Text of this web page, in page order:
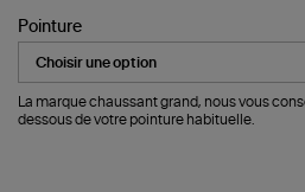
Cuir
Beige
Gris
Pointure
La marque chaussant grand, nous vous
dessous de votre pointure habituelle.